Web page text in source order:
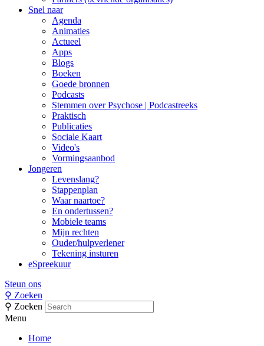
Snel naar
Agenda
Animaties
Actueel
Apps
Blogs
Boeken
Goede bronnen
Podcasts
Stemmen over Psychose | Podcastreeks
Praktisch
Publicaties
Sociale Kaart
Video's
Vormingsaanbod
Jongeren
Levenslang?
Stappenplan
Waar naartoe?
En ondertussen?
Mobiele teams
Mijn rechten
Ouder/hulpverlener
Tekening insturen
eSpreekuur
Steun ons
⚲ Zoeken
⚲ Zoeken
Menu
Home